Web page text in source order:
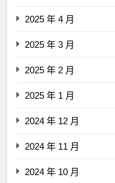
2025 年 4 月
2025 年 3 月
2025 年 2 月
2025 年 1 月
2024 年 12 月
2024 年 11 月
2024 年 10 月